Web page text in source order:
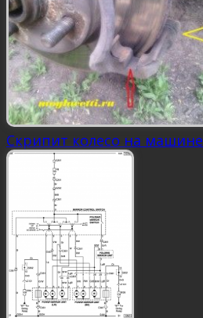
Скрипит колесо на машине